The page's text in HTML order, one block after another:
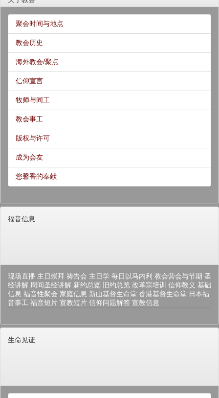
聚会时间与地点
教会历史
海外教会/聚点
信仰宣言
牧师与同工
教会事工
版权与许可
成为会友
您馨香的奉献
福音信息
现场直播 主日崇拜 祷告会 主日学 每日以马内利 教会营会与节期 圣
经讲解 周间圣经讲解 新约总览 旧约总览 改革宗培训 信仰教义 基础
信息 福音性聚会 家庭信息 新山基督生命堂 香港基督生命堂 日本福
音事工 福音短片 宣教短片 信仰问题解答 宣教信息
生命见证